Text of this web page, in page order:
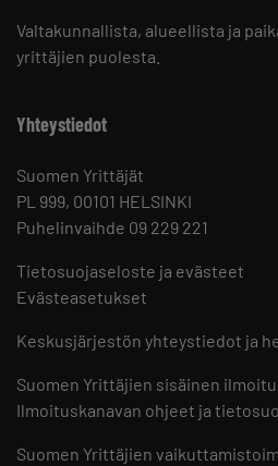
Valtakunnallista, alueellista ja
yrittäjien puolesta.
Yhteystiedot
Suomen Yrittäjät
PL 999, 00101 HELSINKI
Puhelinvaihde 09 229 221
Tietosuojaseloste ja evästeet
Evästeasetukset
Keskusjärjestön yhteystiedot ja
Suomen Yrittäjien sisäinen
Ilmoituskanavan ohjeet ja
Suomen Yrittäjien